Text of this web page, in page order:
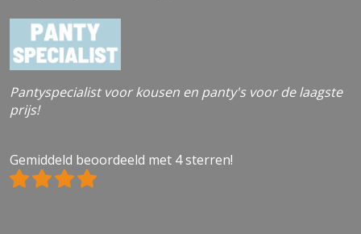
Pantyspecialist voor kousen en panty's voor de laagste
prijs!
Gemiddeld beoordeeld met 4 sterren!